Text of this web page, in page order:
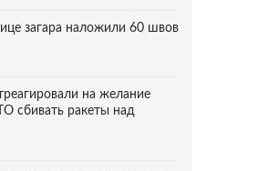
загара наложили 60 швов
на желание
сбивать ракеты над